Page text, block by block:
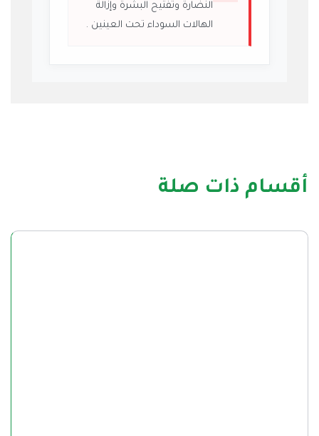
النضارة وتفتيح البشرة وإزالة
الهالات السوداء تحت العينين .
أقسام ذات صلة